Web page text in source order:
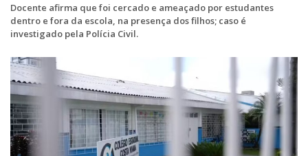
Docente afirma que foi cercado e ameaçado por estudantes
dentro e fora da escola, na presença dos filhos; caso é
investigado pela Polícia Civil.